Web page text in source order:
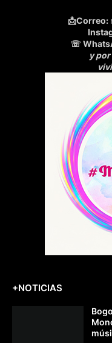
📩Correo:
☏
y
+NOTICIAS